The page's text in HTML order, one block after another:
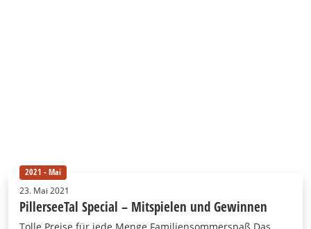
2021 - Mai
23. Mai 2021
PillerseeTal Special – Mitspielen und Gewinnen